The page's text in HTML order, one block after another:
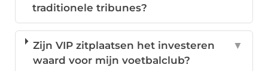
traditionele tribunes?
Zijn VIP zitplaatsen het investeren
waard voor mijn voetbalclub?
▼